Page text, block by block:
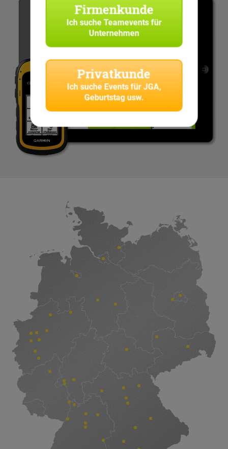
Firmenkunde
Ich sucheTeamevents für
Unternehmen
Privatkunde
Ich suche Events für JGA,
Geburtstag usw.